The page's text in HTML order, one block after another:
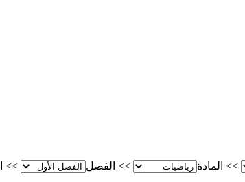
>> المادة >> الفصل >>